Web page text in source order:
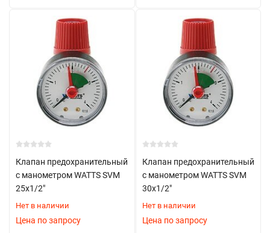
Клапан предохранительный
с манометром WATTS SVM
25х1/2"
Нет в наличии
Цена по запросу
Клапан предохранительный
с манометром WATTS SVM
30х1/2"
Нет в наличии
Цена по запросу